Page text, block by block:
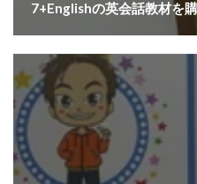
7+Englishの英会話教材を